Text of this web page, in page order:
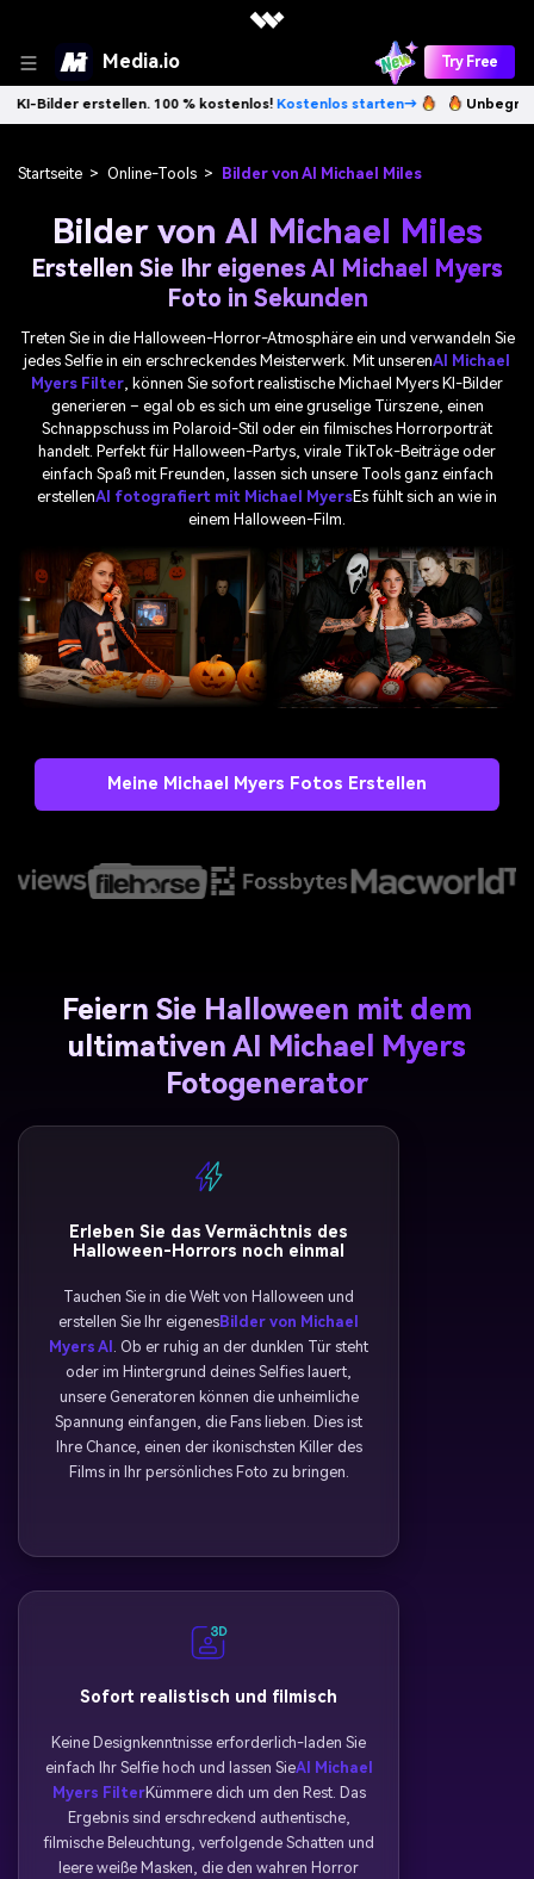
Media.io Try Free
100 % kostenlos!Kostenlos starten→ Unbegrenzt KI-Bilder
Startseite > Online-Tools > Bilder von AI Michael Miles
Bilder von AI Michael Miles
Erstellen Sie Ihr eigenes AI Michael Myers
Foto in Sekunden
Treten Sie in die Halloween-Horror-Atmosphäre ein und verwandeln Sie
jedes Selfie in ein erschreckendes Meisterwerk. Mit unserenAI Michael
Myers Filter , können Sie sofort realistische Michael Myers KI-Bilder
generieren – egal ob es sich um eine gruselige Türszene, einen
Schnappschuss im Polaroid-Stil oder ein filmisches Horrorporträt
handelt. Perfekt für Halloween-Partys, virale TikTok-Beiträge oder
einfach Spaß mit Freunden, lassen sich unsere Tools ganz einfach
erstellenAI fotografiert mit Michael MyersEs fühlt sich an wie in
einem Halloween-Film.
Meine Michael Myers Fotos Erstellen
Feiern Sie Halloween mit dem
ultimativen AI Michael Myers
Fotogenerator
Erleben Sie das Vermächtnis des
Halloween-Horrors noch einmal
Tauchen Sie in die Welt von Halloween und
erstellen Sie Ihr eigenesBilder von Michael
Myers AI . Ob er ruhig an der dunklen Tür steht
oder im Hintergrund deines Selfies lauert,
unsere Generatoren können die unheimliche
Spannung einfangen, die Fans lieben. Dies ist
Ihre Chance, einen der ikonischsten Killer des
Films in Ihr persönliches Foto zu bringen.
Sofort realistisch und filmisch
Keine Designkenntnisse erforderlich-laden Sie
einfach Ihr Selfie hoch und lassen SieAI Michael
Myers FilterKümmere dich um den Rest. Das
Ergebnis sind erschreckend authentische,
filmische Beleuchtung, verfolgende Schatten und
leere weiße Masken, die den wahren Horror